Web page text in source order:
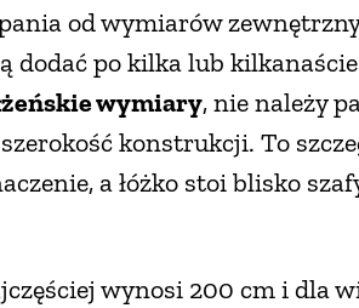
od wymiarów
dodać po kilka lub
wymiary, nie należy
konstrukcji. To
a łóżko stoi blisko
wynosi 200 cm i dla